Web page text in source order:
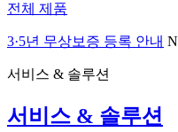
전체 제품
3·5년 무상보증 등록 안내
서비스 & 솔루션
서비스 & 솔루션